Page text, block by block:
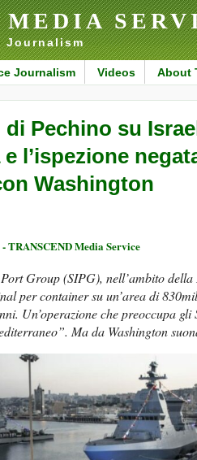
MEDIA
Journalism
Journalism Videos About
di Pechino su
l’ispezione
Washington
TRANSCEND Media Service
Group (SIPG), nell’ambito
per container su un’area di
Un’operazione che preoccupa
Ma da Washington